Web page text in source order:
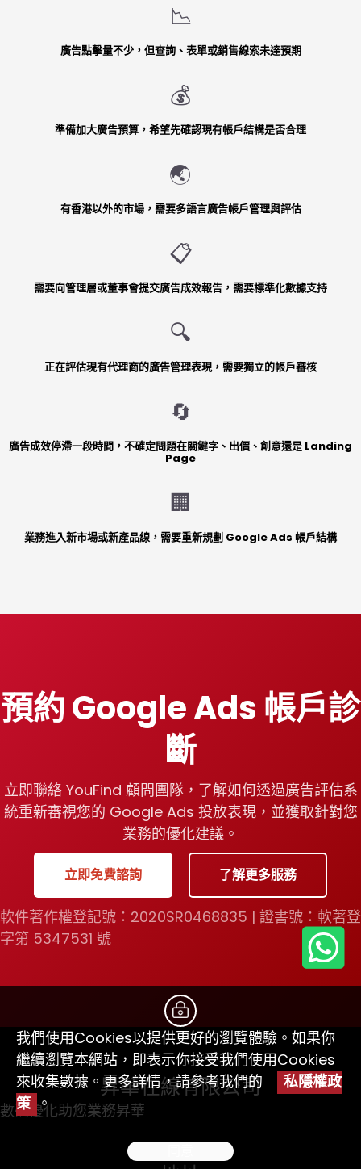
📉
廣告點擊量不少，但查詢、表單或銷售線索未達預期
💰
準備加大廣告預算，希望先確認現有帳戶結構是否合理
🌏
有香港以外的市場，需要多語言廣告帳戶管理與評估
📋
需要向管理層或董事會提交廣告成效報告，需要標準化數據支持
🔍
正在評估現有代理商的廣告管理表現，需要獨立的帳戶審核
🔄
廣告成效停滯一段時間，不確定問題在關鍵字、出價、創意還是 Landing
Page
🏢
業務進入新市場或新產品線，需要重新規劃 Google Ads 帳戶結構
預約 Google Ads 帳戶診
斷
立即聯絡 YouFind 顧問團隊，了解如何透過廣告評估系
統重新審視您的 Google Ads 投放表現，並獲取針對您
業務的優化建議。
立即免費諮詢 了解更多服務
軟件著作權登記號：2020SR0468835 | 證書號：軟著登
字第 5347531 號
昇華在線有限公司
數碼優化助您業務昇華
我們使用Cookies以提供更好的瀏覽體驗。如果你
繼續瀏覽本網站，即表示你接受我們使用Cookies
來收集數據。更多詳情，請參考我們的
私隱權政
策 。